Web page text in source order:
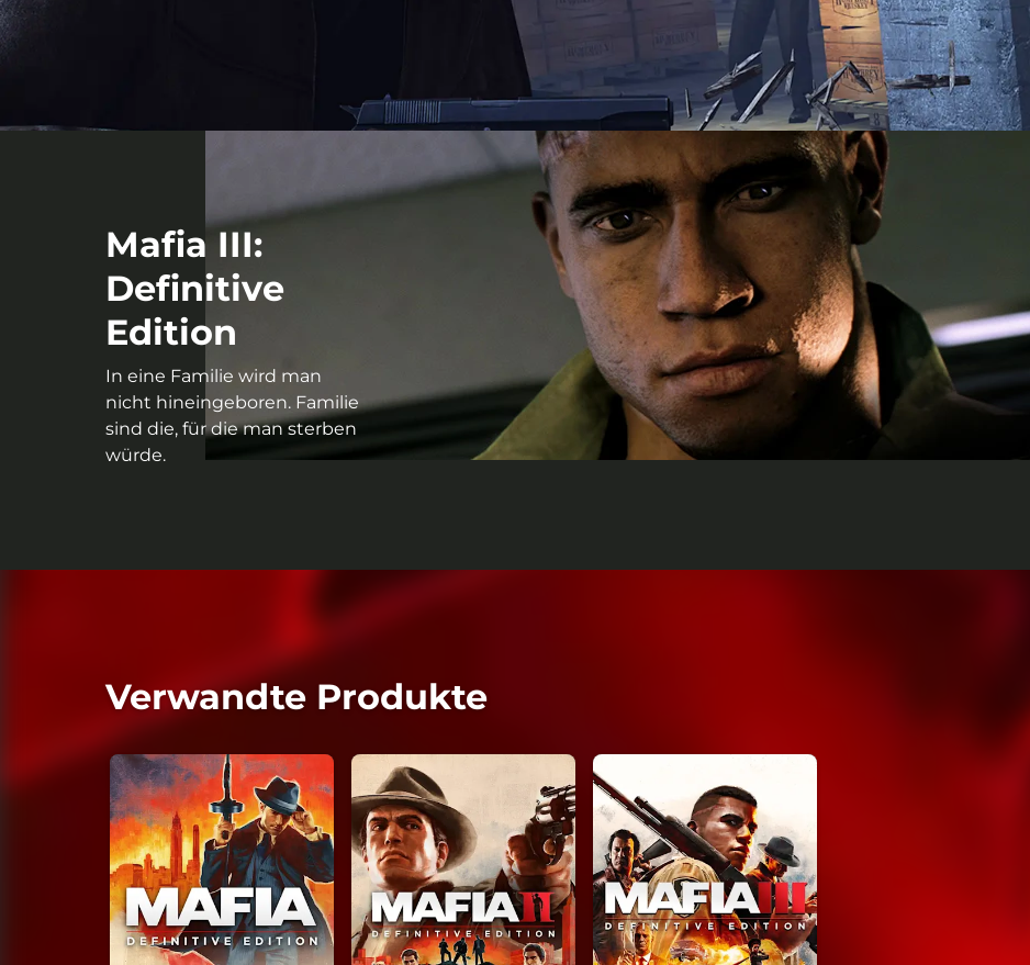
Mafia III:
Definitive
Edition
In eine Familie wird man
nicht hineingeboren. Familie
sind die, für die man sterben
würde.
Verwandte Produkte